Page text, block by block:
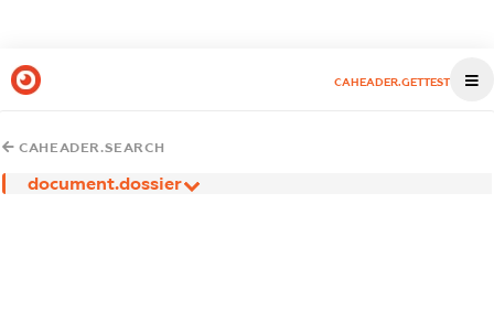
CAHEADER.GETTEST
CAHEADER.SEARCH
document.dossier